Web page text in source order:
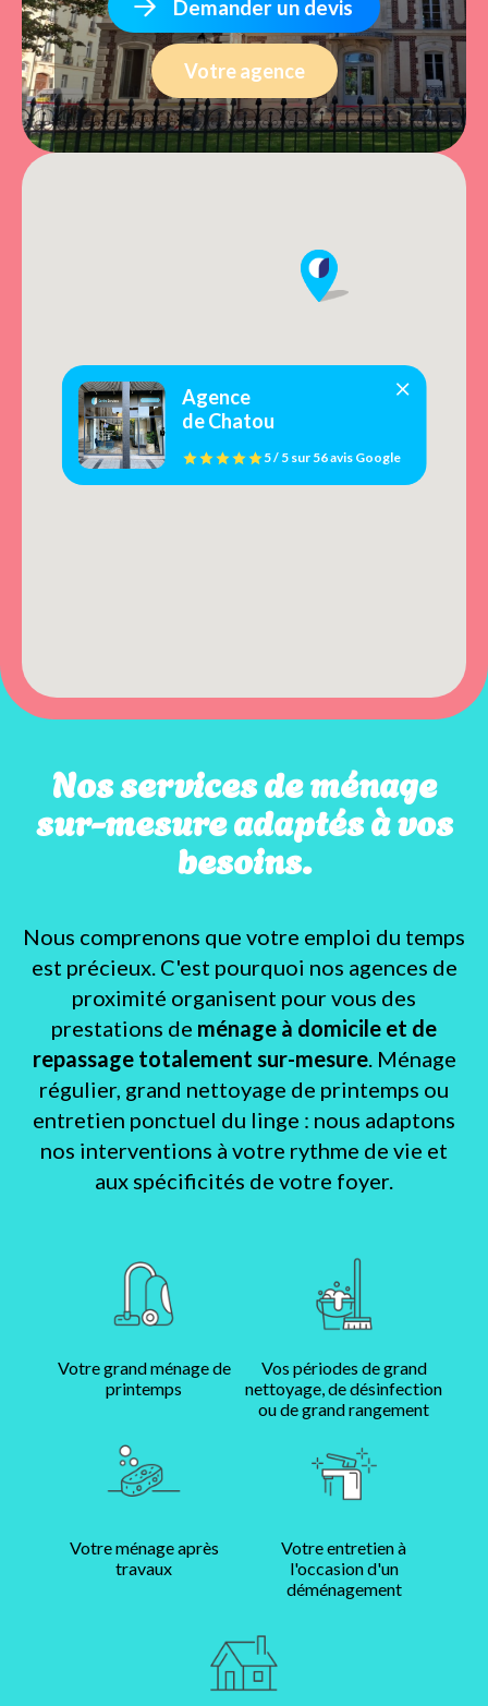
Demander un devis
Votre agence
Agence
de Chatou
5 / 5sur 56 avis Google
Nos services de ménage
sur-mesure adaptés à vos
besoins.
Nous comprenons que votre emploi du temps
est précieux. C'est pourquoi nos agences de
proximité organisent pour vous des
prestations de ménage à domicile et de
repassage totalement sur-mesure. Ménage
régulier, grand nettoyage de printemps ou
entretien ponctuel du linge : nous adaptons
nos interventions à votre rythme de vie et
aux spécificités de votre foyer.
Votre grand ménage de
printemps
Vos périodes de grand
nettoyage, de désinfection
ou de grand rangement
Votre ménage après
travaux
Votre entretien à
l'occasion d'un
déménagement